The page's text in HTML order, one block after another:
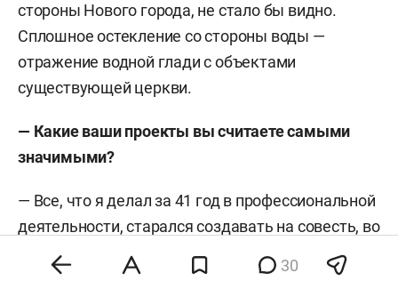
стороны Нового города, не стало бы видно.
Сплошное остекление со стороны воды —
отражение водной глади с объектами
существующей церкви.
— Какие ваши проекты вы считаете самыми
значимыми?
— Все, что я делал за 41 год в профессиональной
деятельности, старался создавать на совесть, во
главу угла ставил формирование полноценной
среды жизнедеятельности для людей.
30